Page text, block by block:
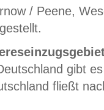
/ Peene,
gibt
fließt